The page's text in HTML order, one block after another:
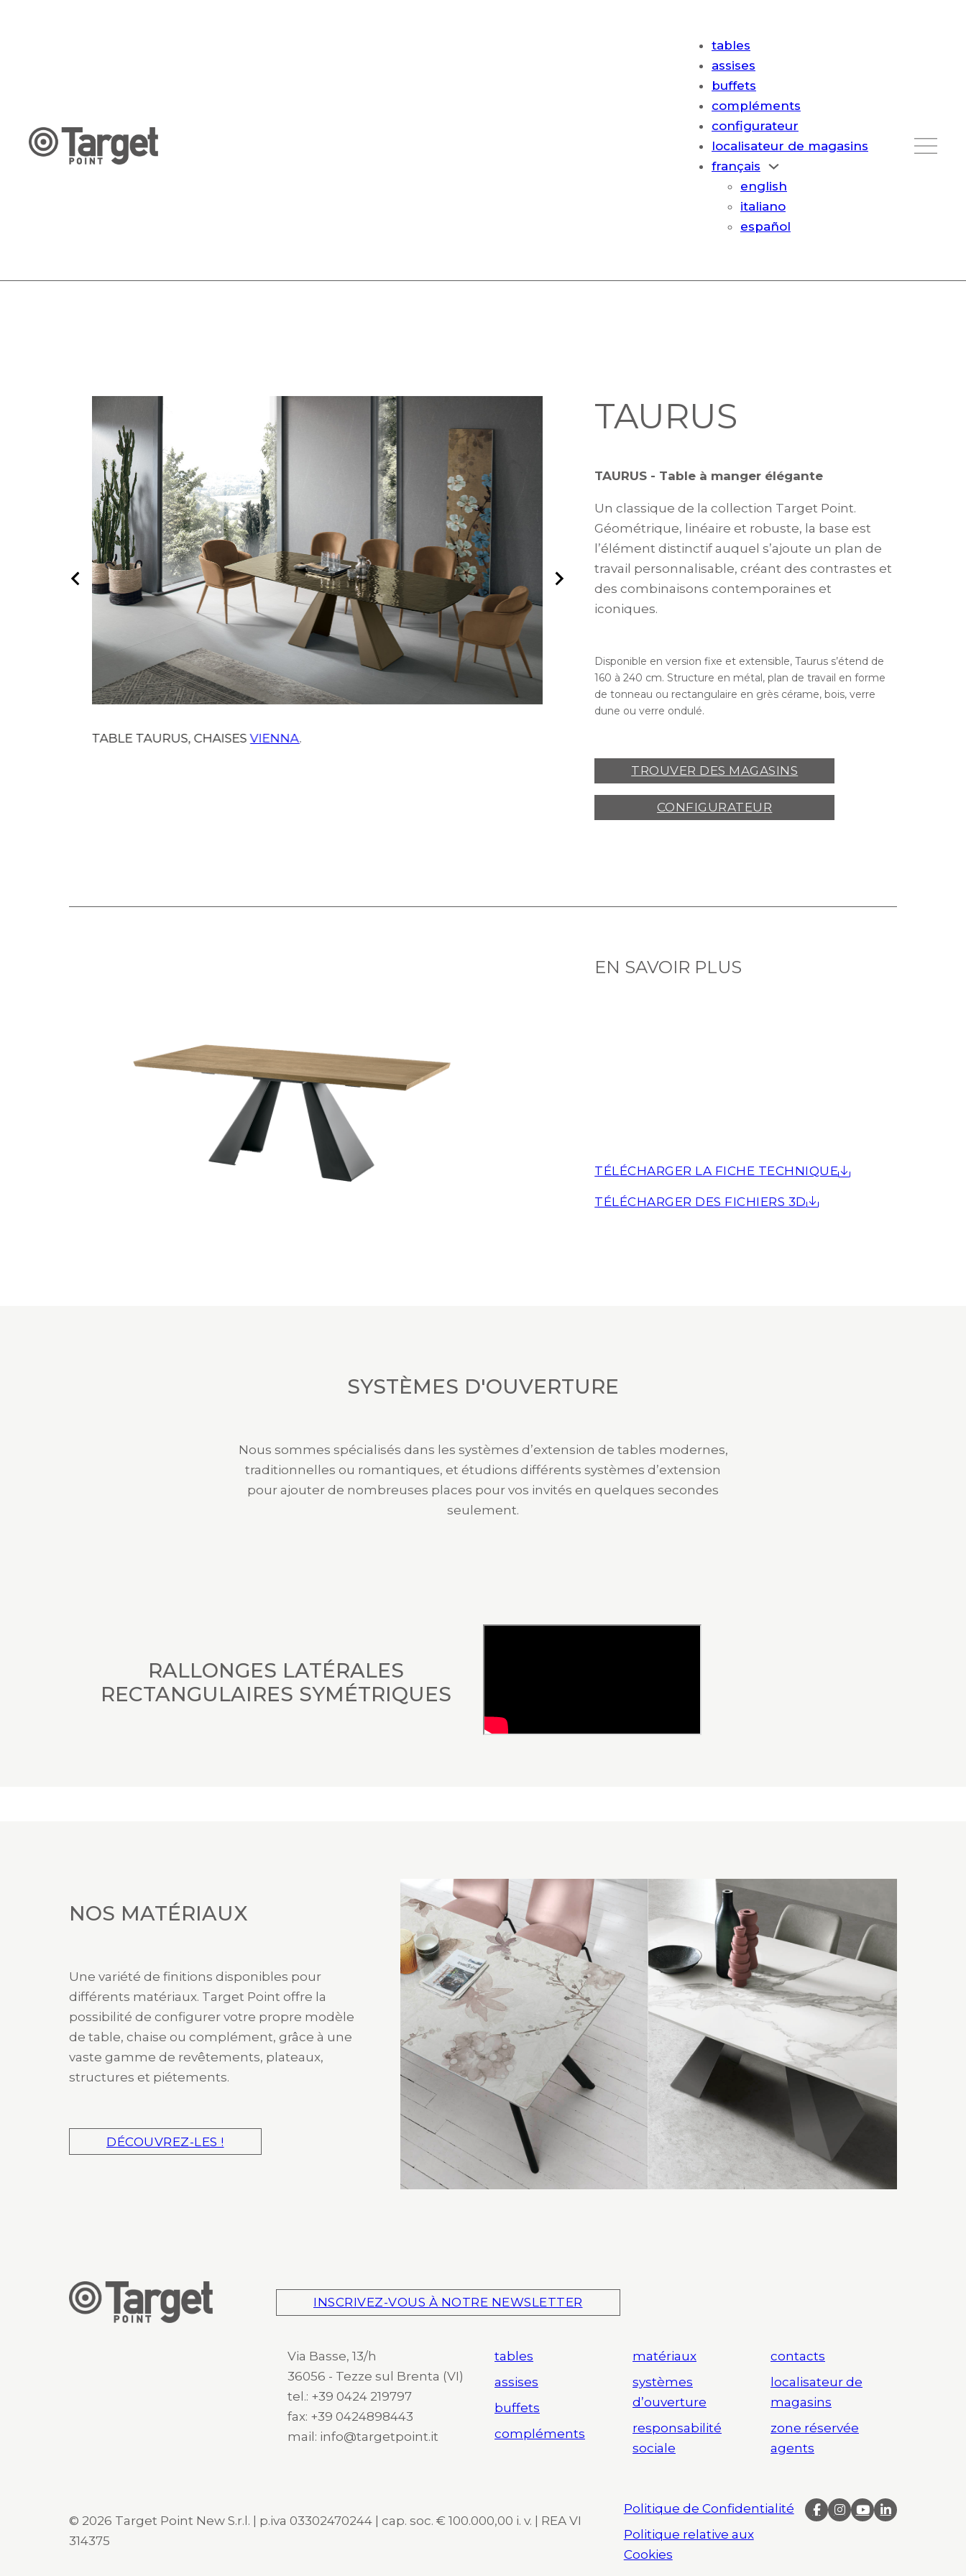
tables
assises
buffets
compléments
configurateur
localisateur de magasins
français
english
italiano
español
TABLE TAURUS, CHAISESVIENNA.
TAURUS
TAURUS - Table à manger élégante
Un classique de la collection Target Point.
Géométrique, linéaire et robuste, la base est
l’élément distinctif auquel s’ajoute un plan de
travail personnalisable, créant des contrastes et
des combinaisons contemporaines et
iconiques.
Disponible en version fixe et extensible, Taurus s’étend de
160 à 240 cm. Structure en métal, plan de travail en forme
de tonneau ou rectangulaire en grès cérame, bois, verre
dune ou verre ondulé.
TROUVER DES MAGASINS
CONFIGURATEUR
EN SAVOIR PLUS
TÉLÉCHARGER LA FICHE TECHNIQUE
TÉLÉCHARGER DES FICHIERS 3D
SYSTÈMES D'OUVERTURE
Nous sommes spécialisés dans les systèmes d’extension de tables modernes,
traditionnelles ou romantiques, et étudions différents systèmes d’extension
pour ajouter de nombreuses places pour vos invités en quelques secondes
seulement.
RALLONGES LATÉRALES
RECTANGULAIRES SYMÉTRIQUES
NOS MATÉRIAUX
Une variété de finitions disponibles pour
différents matériaux. Target Point offre la
possibilité de configurer votre propre modèle
de table, chaise ou complément, grâce à une
vaste gamme de revêtements, plateaux,
structures et piétements.
DÉCOUVREZ-LES !
INSCRIVEZ-VOUS À NOTRE NEWSLETTER
Via Basse, 13/h
36056 - Tezze sul Brenta (VI)
tel.: +39 0424 219797
fax: +39 0424898443
mail: info@targetpoint.it
tables
assises
buffets
compléments
matériaux
systèmes
d’ouverture
responsabilité
sociale
contacts
localisateur de
magasins
zone réservée
agents
© 2026 Target Point New S.r.l. | p.iva 03302470244 | cap. soc. € 100.000,00 i. v. | REA VI
314375
Politique de Confidentialité
Politique relative aux
Cookies